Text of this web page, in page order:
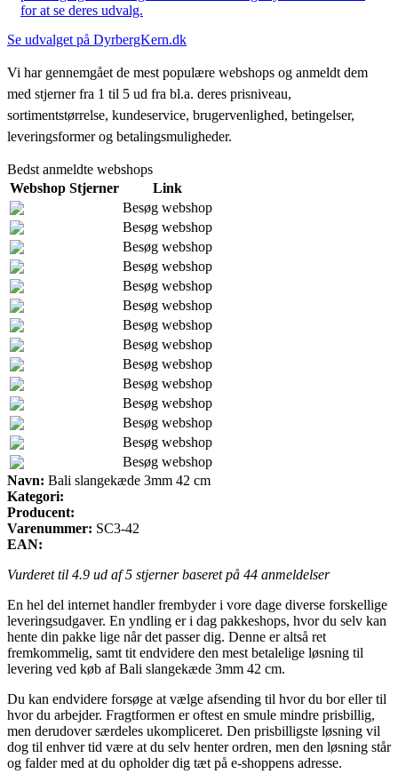
for at se deres udvalg.
Se udvalget på DyrbergKern.dk
Vi har gennemgået de mest populære webshops og anmeldt dem
med stjerner fra 1 til 5 ud fra bl.a. deres prisniveau,
sortimentstørrelse, kundeservice, brugervenlighed, betingelser,
leveringsformer og betalingsmuligheder.
Bedst anmeldte webshops
Webshop Stjerner
Link
Besøg webshop
Besøg webshop
Besøg webshop
Besøg webshop
Besøg webshop
Besøg webshop
Besøg webshop
Besøg webshop
Besøg webshop
Besøg webshop
Besøg webshop
Besøg webshop
Besøg webshop
Besøg webshop
Navn: Bali slangekæde 3mm 42 cm
Kategori:
Producent:
Varenummer: SC3-42
EAN:
Vurderet til 4.9 ud af 5 stjerner baseret på 44 anmeldelser
En hel del internet handler frembyder i vore dage diverse forskellige
leveringsudgaver. En yndling er i dag pakkeshops, hvor du selv kan
hente din pakke lige når det passer dig. Denne er altså ret
fremkommelig, samt tit endvidere den mest betalelige løsning til
levering ved køb af Bali slangekæde 3mm 42 cm.
Du kan endvidere forsøge at vælge afsending til hvor du bor eller til
hvor du arbejder. Fragtformen er oftest en smule mindre prisbillig,
men derudover særdeles ukompliceret. Den prisbilligste løsning vil
dog til enhver tid være at du selv henter ordren, men den løsning står
og falder med at du opholder dig tæt på e-shoppens adresse.